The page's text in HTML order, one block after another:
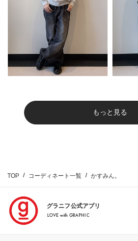
もっと見る
TOP コーディネート一覧 かすみん。
グラニフ公式アプリ
LOVE with GRAPHIC